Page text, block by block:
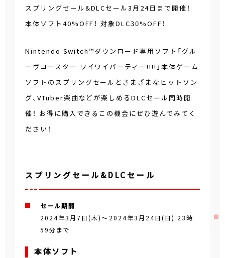
スプリングセール&DLCセール3月24日まで開催！
本体ソフト40%OFF！ 対象DLC30%OFF！
Nintendo Switch™ダウンロード専用ソフト「グル
ーヴコースター ワイワイパーティー!!!!」本体ゲーム
ソフトのスプリングセールとさまざまなヒットソン
グ、VTuber楽曲などが楽しめるDLCセール同時開
催！ お得に購入できるこの機会にぜひ遊んでみてく
ださい！
スプリングセール&DLCセール
セール期間
2024年3月7日(木)～2024年3月24日(日) 23時
59分 まで
本体ソフト